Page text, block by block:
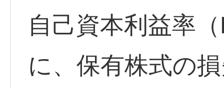
自己資本利益率
に、保有株式の